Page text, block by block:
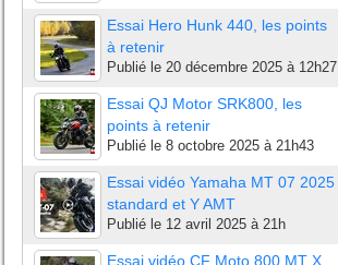
Essai Hero Hunk 440, les points
à retenir
Publié le 20 décembre 2025 à 12h27
Essai QJ Motor SRK800, les
points à retenir
Publié le 8 octobre 2025 à 21h43
Essai vidéo Yamaha MT 07 2025
standard et Y AMT
Publié le 12 avril 2025 à 21h
Essai vidéo CF Moto 800 MT X